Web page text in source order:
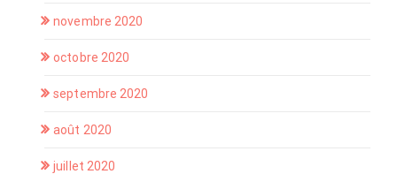
novembre 2020
octobre 2020
septembre 2020
août 2020
juillet 2020